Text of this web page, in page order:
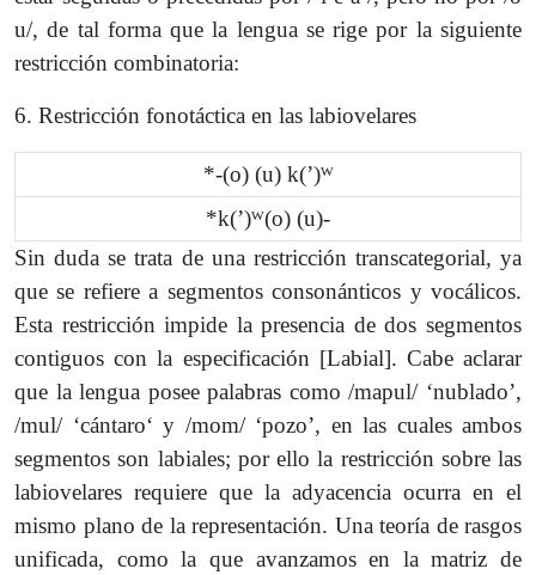
u/, de tal forma que la lengua se rige por la siguiente
restricción combinatoria:
6. Restricción fonotáctica en las labiovelares
*-(o) (u) k(ʼ)ᵂ
*k(ʼ)ᵂ(o) (u)-
Sin duda se trata de una restricción transcategorial, ya
que se refiere a segmentos consonánticos y vocálicos.
Esta restricción impide la presencia de dos segmentos
contiguos con la especificación [Labial]. Cabe aclarar
que la lengua posee palabras como /mapul/ ‘nublado’,
/mul/ ‘cántaro‘ y /mom/ ‘pozo’, en las cuales ambos
segmentos son labiales; por ello la restricción sobre las
labiovelares requiere que la adyacencia ocurra en el
mismo plano de la representación. Una teoría de rasgos
unificada, como la que avanzamos en la matriz de